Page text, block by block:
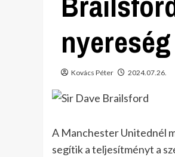
nyereség
Kovács Péter 2024.07.26.
A Manchester Unitednél
segítik a teljesítményt a